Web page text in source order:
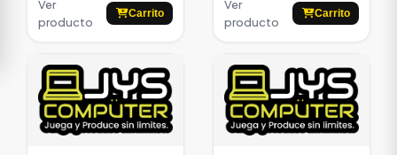
Ver
producto
Carrito
Ver
producto
Carrito